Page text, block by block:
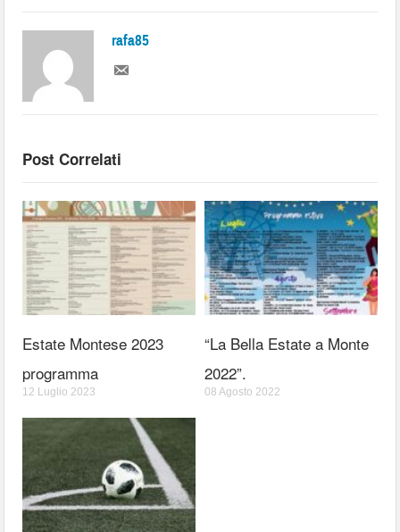
rafa85
Post Correlati
Estate Montese 2023
programma
12 Luglio 2023
“La Bella Estate a Monte
2022”.
08 Agosto 2022